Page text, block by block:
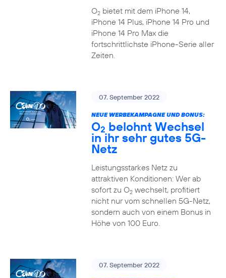
O2bietet mit dem iPhone 14,
iPhone 14 Plus, iPhone 14 Pro und
iPhone 14 Pro Max die
fortschrittlichste iPhone-Serie aller
Zeiten.
07. September 2022
NEUE WERBEKAMPAGNE UND BONUS:
O2 belohnt Wechsel
in ihr sehr gutes 5G-
Netz
Leistungsstarkes Netz zu
attraktiven Konditionen: Wer ab
sofort zu O2wechselt, profitiert
nicht nur vom schnellen 5G-Netz,
sondern auch von einem Bonus in
Höhe von 100 Euro.
07. September 2022